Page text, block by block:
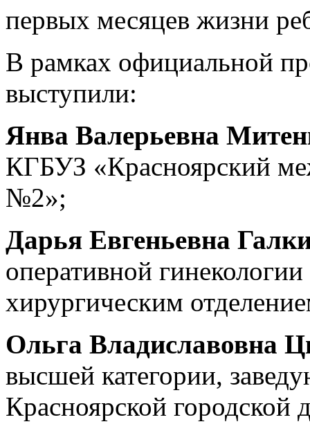
первых месяцев жизни
В рамках официальной
выступили:
Янва Валерьевна
КГБУЗ «Красноярский
№2»;
Дарья Евгеньевна
оперативной
хирургическим
Ольга Владиславовна
высшей категории,
Красноярской